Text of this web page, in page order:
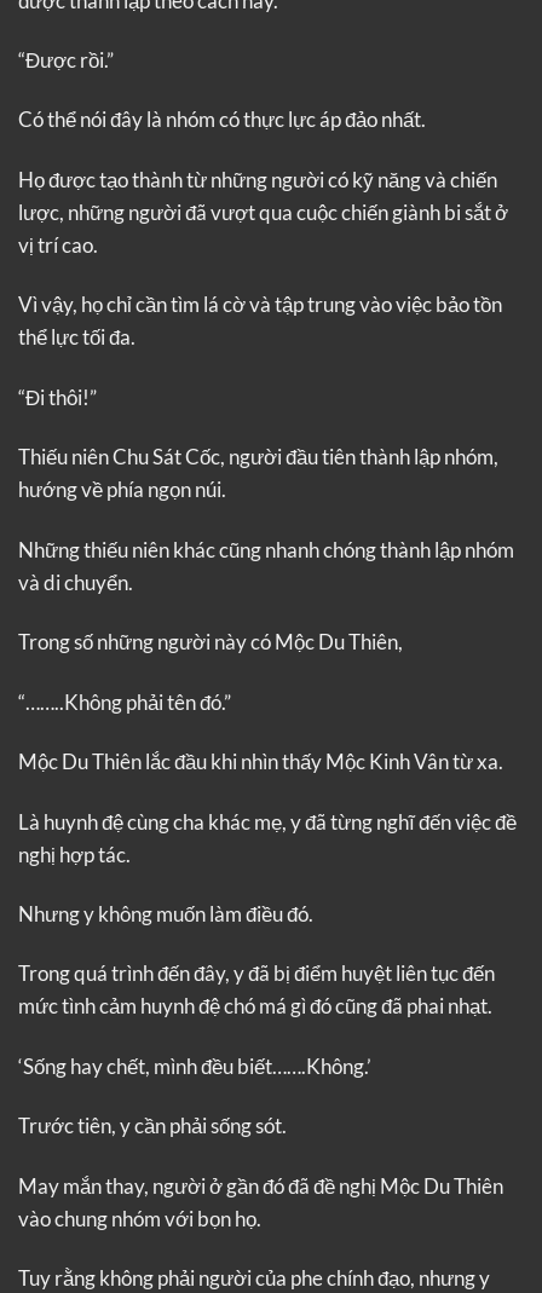
“Được rồi.”
Có thể nói đây là nhóm có thực lực áp đảo nhất.
Họ được tạo thành từ những người có kỹ năng và chiến
lược, những người đã vượt qua cuộc chiến giành bi sắt ở
vị trí cao.
Vì vậy, họ chỉ cần tìm lá cờ và tập trung vào việc bảo tồn
thể lực tối đa.
“Đi thôi!”
Thiếu niên Chu Sát Cốc, người đầu tiên thành lập nhóm,
hướng về phía ngọn núi.
Những thiếu niên khác cũng nhanh chóng thành lập nhóm
và di chuyển.
Trong số những người này có Mộc Du Thiên,
“……..Không phải tên đó.”
Mộc Du Thiên lắc đầu khi nhìn thấy Mộc Kinh Vân từ xa.
Là huynh đệ cùng cha khác mẹ, y đã từng nghĩ đến việc đề
nghị hợp tác.
Nhưng y không muốn làm điều đó.
Trong quá trình đến đây, y đã bị điểm huyệt liên tục đến
mức tình cảm huynh đệ chó má gì đó cũng đã phai nhạt.
‘Sống hay chết, mình đều biết…….Không.’
Trước tiên, y cần phải sống sót.
May mắn thay, người ở gần đó đã đề nghị Mộc Du Thiên
vào chung nhóm với bọn họ.
Tuy rằng không phải người của phe chính đạo, nhưng y